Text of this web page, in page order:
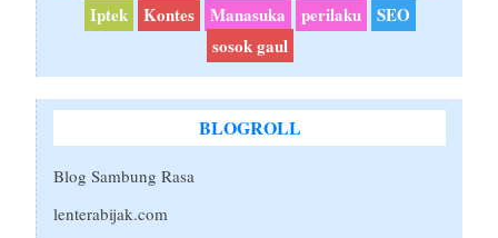
Iptek
Kontes Manasuka perilaku
SEO
sosok gaul
BLOGROLL
Blog Sambung Rasa
lenterabijak.com